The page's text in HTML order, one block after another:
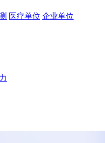
医疗单位 企业单位